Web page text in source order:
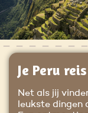
Je Peru
Net als jij
leukste dingen